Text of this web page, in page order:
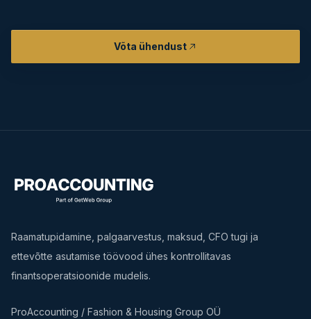
Võta ühendust
Raamatupidamine, palgaarvestus, maksud, CFO tugi ja
ettevõtte asutamise töövood ühes kontrollitavas
finantsoperatsioonide mudelis.
ProAccounting / Fashion & Housing Group OÜ